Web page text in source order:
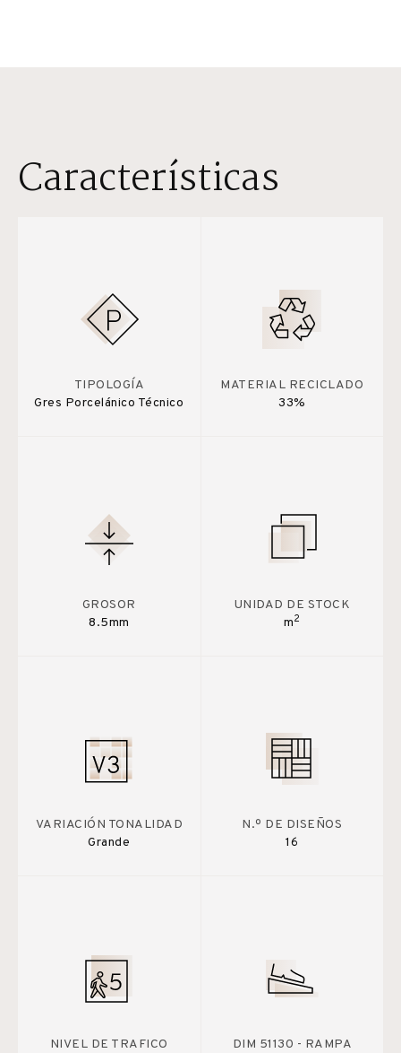
Características
TIPOLOGÍA
Gres Porcelánico Técnico
MATERIAL RECICLADO
33%
GROSOR
8.5mm
UNIDAD DE STOCK
m2
VARIACIÓN TONALIDAD
Grande
N.º DE DISEÑOS
16
NIVEL DE TRAFICO
DIM 51130 - RAMPA